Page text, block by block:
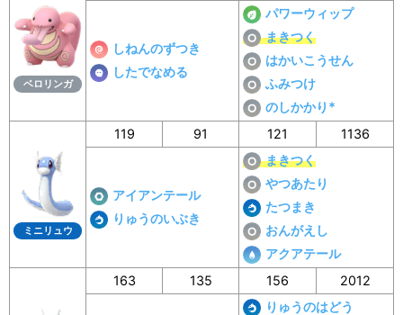
ベロリンガ
しねんのずつき
したでなめる
パワーウィップ
まきつく
はかいこうせん
ふみつけ
のしかかり*
ミニリュウ
119 91 121 1136
アイアンテール
りゅうのいぶき
まきつく
やつあたり
たつまき
おんがえし
アクアテール
163 135 156 2012
りゅうのはどう